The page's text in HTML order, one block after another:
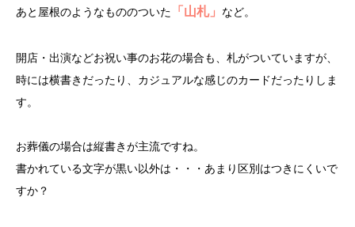
あと屋根のようなもののついた 「山札」 など。
開店・出演などお祝い事のお花の場合も、札がついていますが、
時には横書きだったり、カジュアルな感じのカードだったりしま
す。
お葬儀の場合は縦書きが主流ですね。
書かれている文字が黒い以外は・・・あまり区別はつきにくいで
すか？